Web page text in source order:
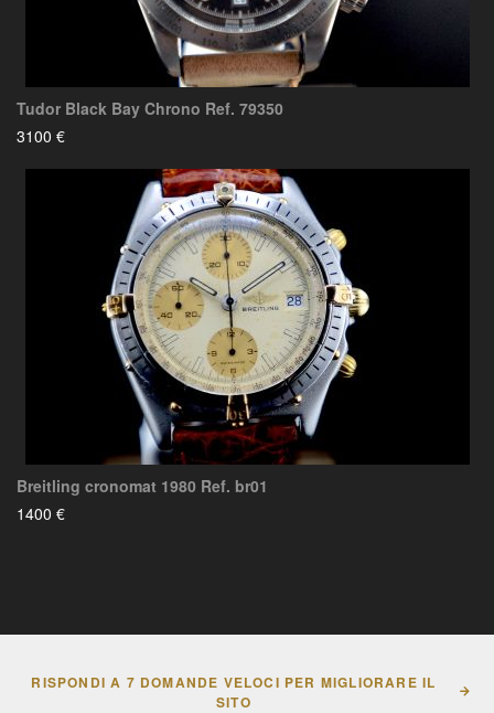
Tudor Black Bay Chrono Ref. 79350
3100 €
Breitling cronomat 1980 Ref. br01
1400 €
RISPONDI A 7 DOMANDE VELOCI PER MIGLIORARE IL
SITO